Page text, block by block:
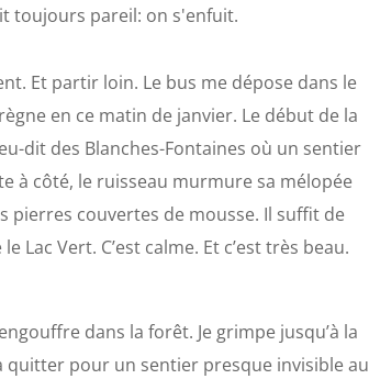
toujours pareil: on s'enfuit.
Et partir loin. Le bus me dépose dans le
en ce matin de janvier. Le début de la
dit des Blanches-Fontaines où un sentier
à côté, le ruisseau murmure sa mélopée
pierres couvertes de mousse. Il suffit de
Vert. C’est calme. Et c’est très beau.
dans la forêt. Je grimpe jusqu’à la
pour un sentier presque invisible au